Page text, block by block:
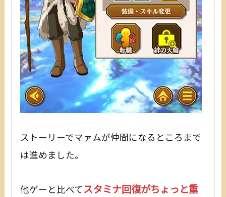
ストーリーでマァムが仲間になるところまで
は進めました。
他ゲーと比べてスタミナ回復がちょっと重